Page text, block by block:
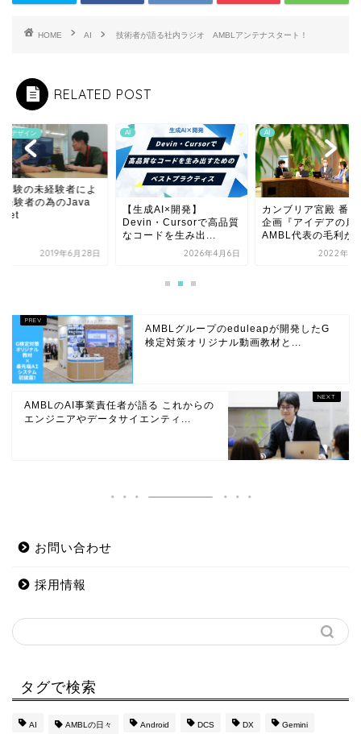
HOME AI 技術者が語る社内ラジオ AMBLアンテナスタート！
RELATED POST
ムデザイン
験の未経験者によ
経験者の為のJava
2019年6月28日
AI
【生成AI×開発】
Devin・Cursorで高品質
なコードを生み出...
2026年4月6日
AI
カンブリア宮殿 番
企画『アイデアの扉
AMBL代表の毛利が
2022年6
AMBLグループのeduleapが開発したG
検定対策オリジナル動画教材と...
AMBLのAI事業責任者が語る これからの
エンジニアやデータサイエンティ...
お問い合わせ
採用情報
タグで検索
AI AMBLの日々 Android DCS DX Gemini